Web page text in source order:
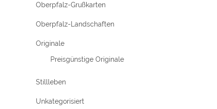
Oberpfalz-Grußkarten
Oberpfalz-Landschaften
Originale
Preisgünstige Originale
Stillleben
Unkategorisiert